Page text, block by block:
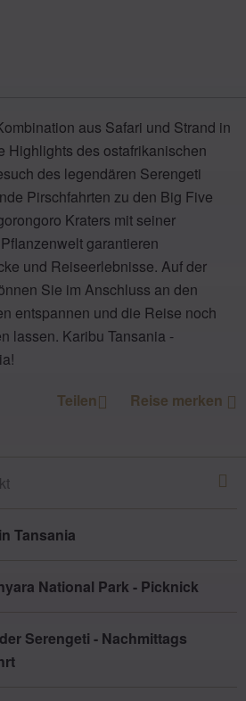
aus Safari und Strand in
Highlights des ostafrikanischen
des legendären Serengeti
Pirschfahrten zu den Big Five
Kraters mit seiner
garantieren
und Reiseerlebnisse. Auf der
Sie im Anschluss an den
entspannen und die Reise noch
lassen. Karibu Tansania -
Reise merken
Teilen
Tansania
National Park - Picknick
Serengeti - Nachmittags